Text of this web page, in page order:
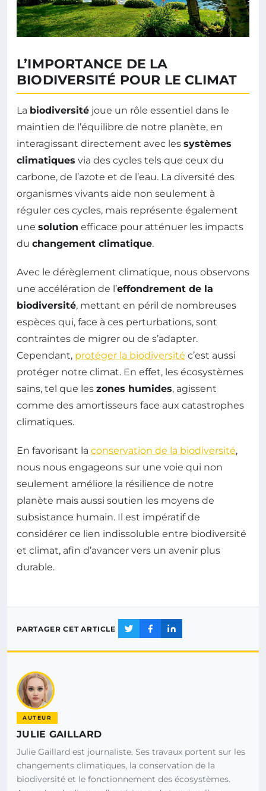
L’IMPORTANCE DE LA
BIODIVERSITÉ POUR LE CLIMAT
La biodiversité joue un rôle essentiel dans le
maintien de l’équilibre de notre planète, en
interagissant directement avec les systèmes
climatiques via des cycles tels que ceux du
carbone, de l’azote et de l’eau. La diversité des
organismes vivants aide non seulement à
réguler ces cycles, mais représente également
une solution efficace pour atténuer les impacts
du changement climatique.
Avec le dérèglement climatique, nous observons
une accélération de l’effondrement de la
biodiversité, mettant en péril de nombreuses
espèces qui, face à ces perturbations, sont
contraintes de migrer ou de s’adapter.
Cependant, protéger la biodiversité c’est aussi
protéger notre climat. En effet, les écosystèmes
sains, tel que les zones humides, agissent
comme des amortisseurs face aux catastrophes
climatiques.
En favorisant la conservation de la biodiversité,
nous nous engageons sur une voie qui non
seulement améliore la résilience de notre
planète mais aussi soutien les moyens de
subsistance humain. Il est impératif de
considérer ce lien indissoluble entre biodiversité
et climat, afin d’avancer vers un avenir plus
durable.
PARTAGER CET ARTICLE
AUTEUR
JULIE GAILLARD
Julie Gaillard est journaliste. Ses travaux portent sur les
changements climatiques, la conservation de la
biodiversité et le fonctionnement des écosystèmes.